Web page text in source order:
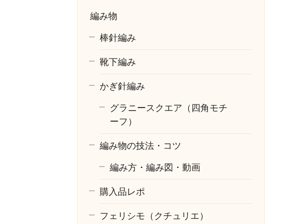
編み物
棒針編み
靴下編み
かぎ針編み
グラニースクエア（四角モチ
ーフ）
編み物の技法・コツ
編み方・編み図・動画
購入品レポ
フェリシモ（クチュリエ）